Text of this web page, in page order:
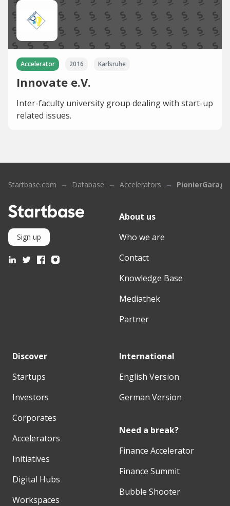
Accelerator 2016 Karlsruhe
Innovate e.V.
Inter-faculty university group dealing with start-up
related issues.
Startbase.com Database Accelerators PionierGarage
Sign up
About us
Who we are
Contact
Knowledge Base
Mediathek
Partner
Discover
Startups
Investors
Corporates
Accelerators
Initiatives
Digital Hubs
Workspaces
International
English Version
German Version
Need a break?
Finance Accelerator
Finance Summit
Bubble Shooter